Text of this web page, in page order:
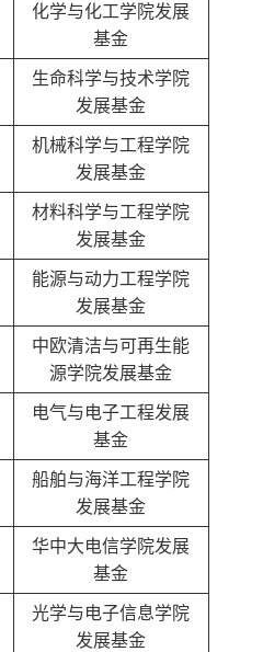
化学与化工学院发展
基金
生命科学与技术学院
发展基金
机械科学与工程学院
发展基金
材料科学与工程学院
发展基金
能源与动力工程学院
发展基金
中欧清洁与可再生能
源学院发展基金
电气与电子工程发展
基金
船舶与海洋工程学院
发展基金
华中大电信学院发展
基金
光学与电子信息学院
发展基金